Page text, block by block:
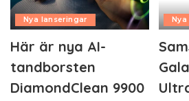
Nya lanseringar
Här är nya AI-
tandborsten
DiamondClean 9900